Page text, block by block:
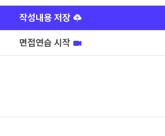
작성내용 저장
면접연습 시작